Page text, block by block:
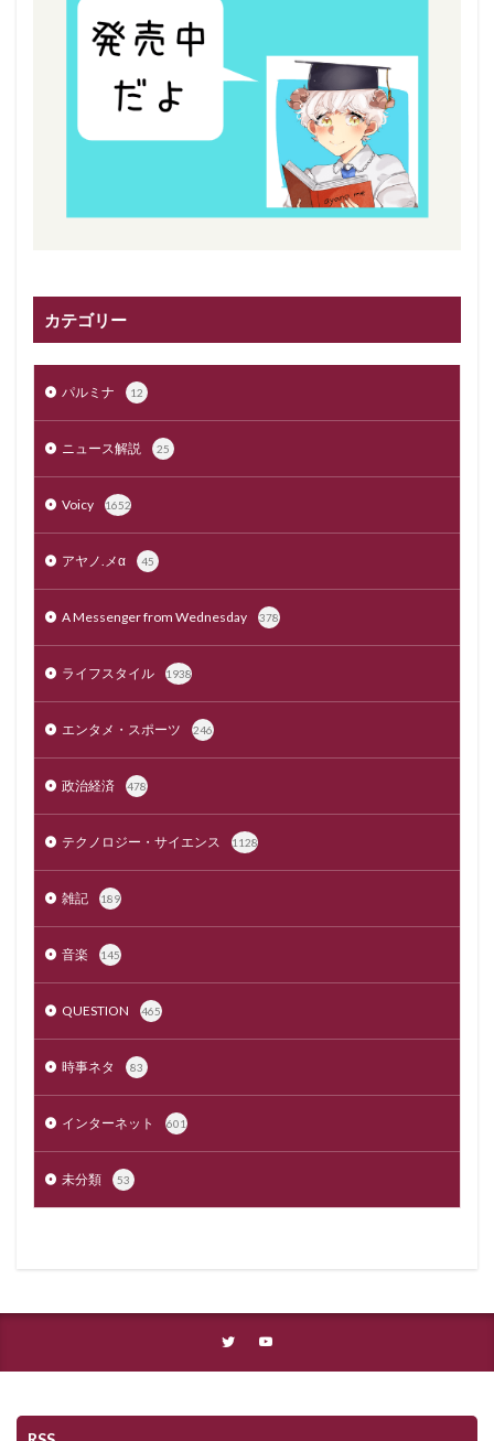
カテゴリー
パルミナ 12
ニュース解説 25
Voicy 1652
アヤノ.メα 45
A Messenger from Wednesday 378
ライフスタイル 1938
エンタメ・スポーツ 246
政治経済 478
テクノロジー・サイエンス 1128
雑記 189
音楽 145
QUESTION 465
時事ネタ 83
インターネット 601
未分類 53